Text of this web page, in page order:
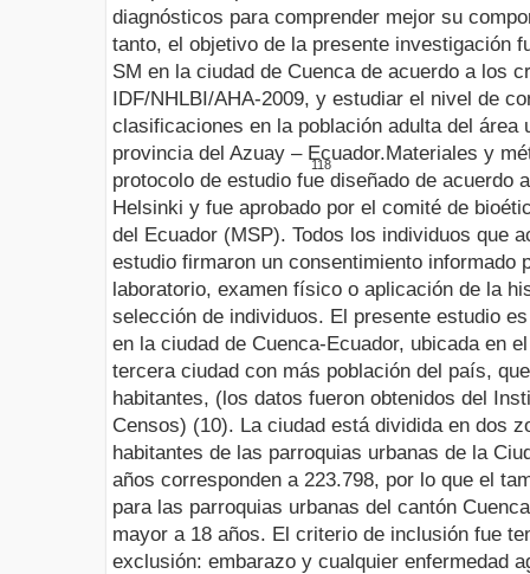
118
diagnósticos para comprender mejor su
tanto, el objetivo de la presente investigación
SM en la ciudad de Cuenca de acuerdo a los
IDF/NHLBI/AHA-2009, y estudiar el nivel de
clasificaciones en la población adulta del área
provincia del Azuay – Ecuador.Materiales y
protocolo de estudio fue diseñado de acuerdo
Helsinki y fue aprobado por el comité de
del Ecuador (MSP). Todos los individuos que
estudio firmaron un consentimiento informado
laboratorio, examen físico o aplicación de la
selección de individuos. El presente estudio
en la ciudad de Cuenca-Ecuador, ubicada en
tercera ciudad con más población del país,
habitantes, (los datos fueron obtenidos del
Censos) (10). La ciudad está dividida en dos
habitantes de las parroquias urbanas de la
años corresponden a 223.798, por lo que el
para las parroquias urbanas del cantón
mayor a 18 años. El criterio de inclusión fue
exclusión: embarazo y cualquier enfermedad